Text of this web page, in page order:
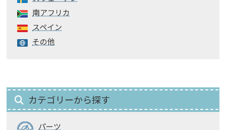
南アフリカ
スペイン
その他
カテゴリーから探す
パーツ